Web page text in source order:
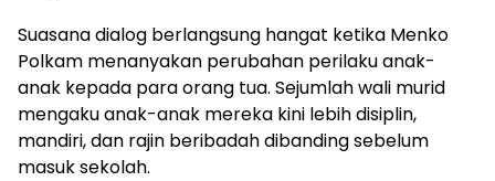
Suasana dialog berlangsung hangat ketika Menko
Polkam menanyakan perubahan perilaku anak-
anak kepada para orang tua. Sejumlah wali murid
mengaku anak-anak mereka kini lebih disiplin,
mandiri, dan rajin beribadah dibanding sebelum
masuk sekolah.